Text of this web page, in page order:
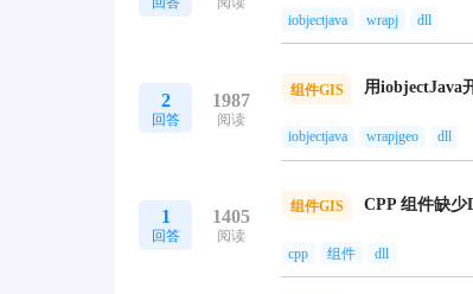
iobjectjava wrapj dll
2
回答
1987
阅读
组件GIS 用iobjectJava
iobjectjava wrapjgeo dll
1
回答
1405
阅读
组件GIS CPP 组件缺少
cpp 组件 dll